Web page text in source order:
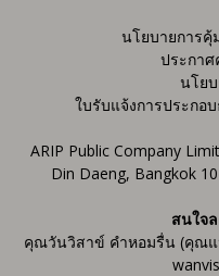
นโยบายการ
ประกา
นโย
ใบรับแจ้งการประกอ
ARIP Public Company
Din Daeng, Bangkok
สนใจ
คุณวันวิสาข์ คำหอมรื่น (คุณแ